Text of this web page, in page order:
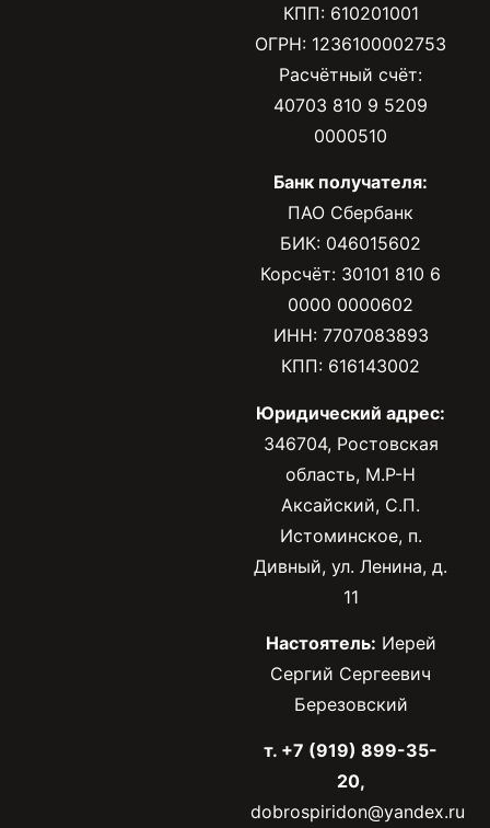
КПП: 610201001
ОГРН: 1236100002753
Расчётный счёт:
40703 810 9 5209
0000510
Банк получателя:
ПАО Сбербанк
БИК: 046015602
Корсчёт: 30101 810 6
0000 0000602
ИНН: 7707083893
КПП: 616143002
Юридический адрес:
346704, Ростовская
область, М.Р-Н
Аксайский, С.П.
Истоминское, п.
Дивный, ул. Ленина, д.
11
Настоятель: Иерей
Сергий Сергеевич
Березовский
т. +7 (919) 899-35-
20,
dobrospiridon@yandex.ru